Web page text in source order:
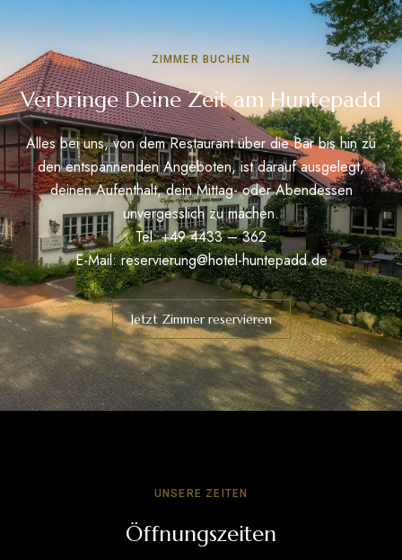
ZIMMER BUCHEN
Verbringe Deine Zeit am Huntepadd
Alles bei uns, von dem Restaurant über die Bar bis hin zu
den entspannenden Angeboten, ist darauf ausgelegt,
deinen Aufenthalt, dein Mittag- oder Abendessen
unvergesslich zu machen.
Tel: +49 4433 – 362
E-Mail:reservierung@hotel-huntepadd.de
Jetzt Zimmer reservieren
UNSERE ZEITEN
Öffnungszeiten